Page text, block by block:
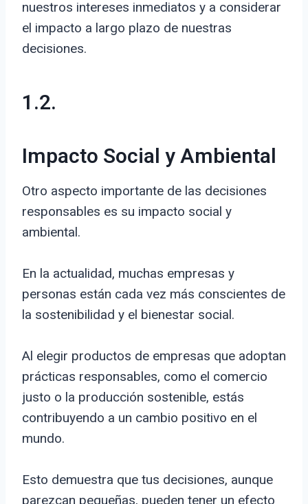
nuestros intereses inmediatos y a considerar
el impacto a largo plazo de nuestras
decisiones.
1.2.
Impacto Social y Ambiental
Otro aspecto importante de las decisiones
responsables es su impacto social y
ambiental.
En la actualidad, muchas empresas y
personas están cada vez más conscientes de
la sostenibilidad y el bienestar social.
Al elegir productos de empresas que adoptan
prácticas responsables, como el comercio
justo o la producción sostenible, estás
contribuyendo a un cambio positivo en el
mundo.
Esto demuestra que tus decisiones, aunque
parezcan pequeñas, pueden tener un efecto